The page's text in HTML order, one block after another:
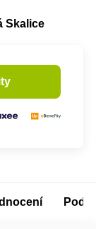
Skalice